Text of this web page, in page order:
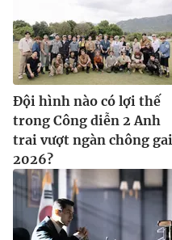
Đội hình nào có lợi thế
trong Công diễn 2 Anh
trai vượt ngàn chông gai
2026?